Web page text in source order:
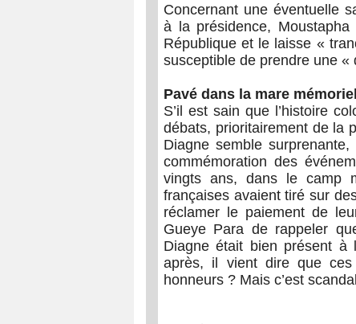
Concernant une éventuelle
à la présidence,
République et le laisse «
susceptible de prendre une
Pavé dans la mare
S’il est sain que l’histoire
débats, prioritairement de la
Diagne semble
commémoration des
vingts ans, dans le camp
françaises avaient tiré sur
réclamer le paiement de
Gueye Para de rappeler
Diagne était bien présent à
après, il vient dire que
honneurs ? Mais c’est